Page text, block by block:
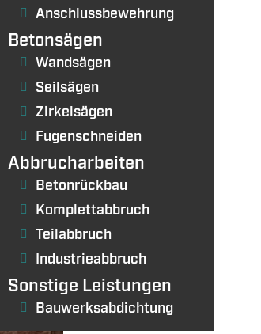
Anschlussbewehrung
Betonsägen
Wandsägen
Seilsägen
Zirkelsägen
Fugenschneiden
Abbrucharbeiten
Betonrückbau
Komplettabbruch
Teilabbruch
Industrieabbruch
Sonstige Leistungen
Bauwerksabdichtung